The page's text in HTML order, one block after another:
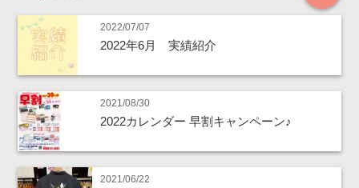
2022/07/07
2022年6月 実績紹介
2021/08/30
2022カレンダー 早割キャンペーン♪
2021/06/22